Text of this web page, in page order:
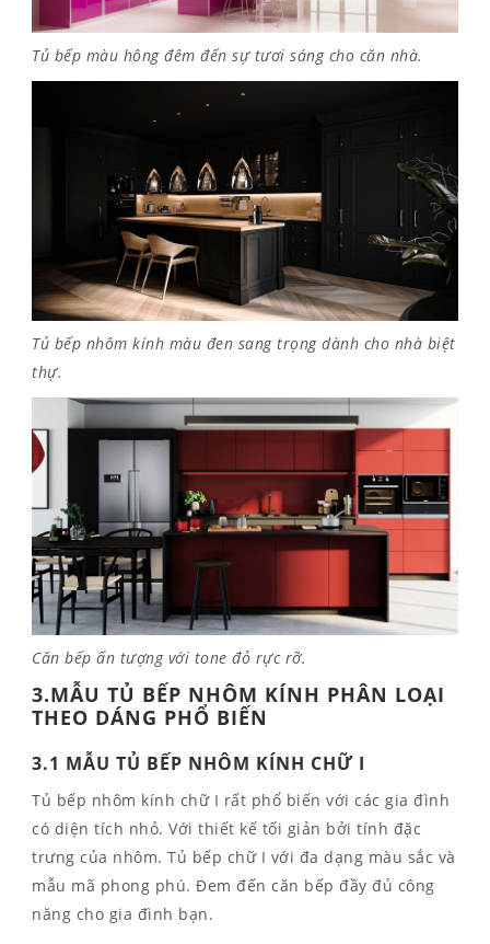
Tủ bếp màu hông đêm đến sự tươi sáng cho căn nhà.
Tủ bếp nhôm kính màu đen sang trọng dành cho nhà biệt
thự.
Căn bếp ấn tượng với tone đỏ rực rỡ.
3.MẪU TỦ BẾP NHÔM KÍNH PHÂN LOẠI
THEO DÁNG PHỔ BIẾN
3.1 MẪU TỦ BẾP NHÔM KÍNH CHỮ I
Tủ bếp nhôm kính chữ I rất phổ biến với các gia đình
có diện tích nhỏ. Với thiết kế tối giản bởi tính đặc
trưng của nhôm. Tủ bếp chữ I với đa dạng màu sắc và
mẫu mã phong phú. Đem đến căn bếp đầy đủ công
năng cho gia đình bạn.